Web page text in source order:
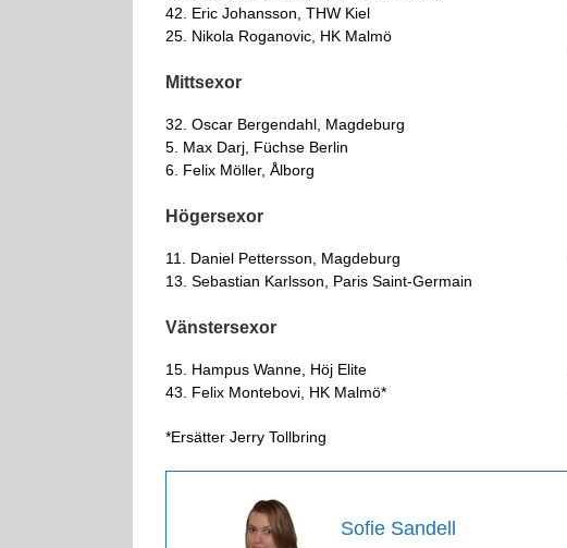
42. Eric Johansson, THW Kiel
25. Nikola Roganovic, HK Malmö
Mittsexor
32. Oscar Bergendahl, Magdeburg
5. Max Darj, Füchse Berlin
6. Felix Möller, Ålborg
Högersexor
11. Daniel Pettersson, Magdeburg
13. Sebastian Karlsson, Paris Saint-Germain
Vänstersexor
15. Hampus Wanne, Höj Elite
43. Felix Montebovi, HK Malmö*
*Ersätter Jerry Tollbring
Sofie Sandell